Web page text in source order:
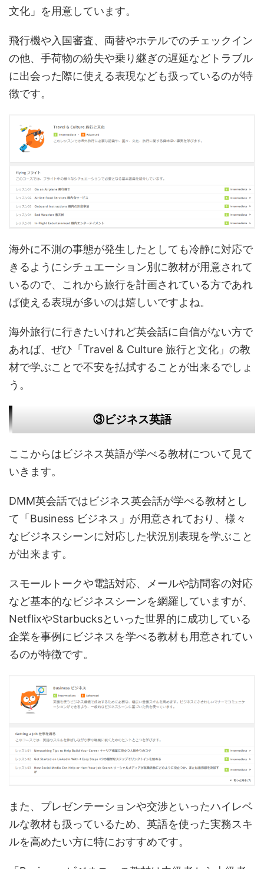
文化」を用意しています。
飛行機や入国審査、両替やホテルでのチェックイン
の他、手荷物の紛失や乗り継ぎの遅延などトラブル
に出会った際に使える表現なども扱っているのが特
徴です。
海外に不測の事態が発生したとしても冷静に対応で
きるようにシチュエーション別に教材が用意されて
いるので、これから旅行を計画されている方であれ
ば使える表現が多いのは嬉しいですよね。
海外旅行に行きたいけれど英会話に自信がない方で
あれば、ぜひ「Travel & Culture 旅行と文化」の教
材で学ぶことで不安を払拭することが出来るでしょ
う。
③ビジネス英語
ここからはビジネス英語が学べる教材について見て
いきます。
DMM英会話ではビジネス英会話が学べる教材とし
て「Business ビジネス」が用意されており、様々
なビジネスシーンに対応した状況別表現を学ぶこと
が出来ます。
スモールトークや電話対応、メールや訪問客の対応
など基本的なビジネスシーンを網羅していますが、
NetflixやStarbucksといった世界的に成功している
企業を事例にビジネスを学べる教材も用意されてい
るのが特徴です。
また、プレゼンテーションや交渉といったハイレベ
ルな教材も扱っているため、英語を使った実務スキ
ルを高めたい方に特におすすめです。